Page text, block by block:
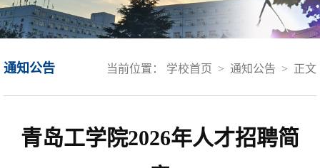
当前位置： 学校首页 > 通知公告 > 正文
通知公告
青岛工学院2026年人才招聘简